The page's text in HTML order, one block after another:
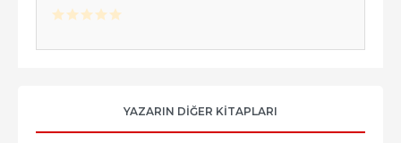
YAZARIN DIĞER KITAPLARI